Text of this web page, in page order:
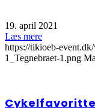
19. april 2021
Læs mere
https://tikioeb-
1_Tegnebraet-1.png